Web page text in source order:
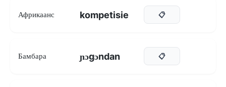
Африкаанс kompetisie 📋
Бамбара ɲɔgɔndan 📋